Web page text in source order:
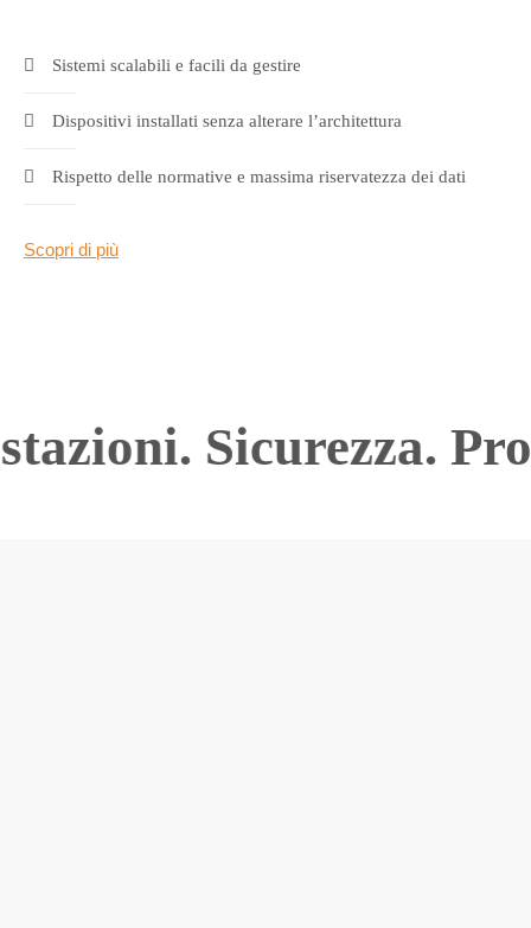
Enti pubblici
Sistemi scalabili e facili da gestire
Dispositivi installati senza alterare l’architettura
Rispetto delle normative e massima riservatezza dei dati
Scopri di più
Sicurezza.